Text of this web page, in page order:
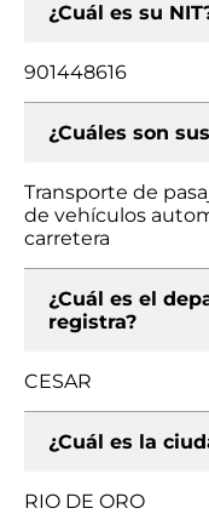
¿Cuál es su
901448616
¿Cuáles son
Transporte de
de vehículos
carretera
¿Cuál es el
registra?
CESAR
¿Cuál es la
RIO DE ORO